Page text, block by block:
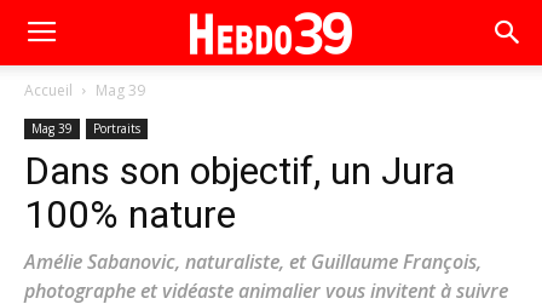
Accueil Mag 39
Mag 39 Portraits
Dans son objectif, un Jura
100% nature
Amélie Sabanovic, naturaliste, et Guillaume François,
photographe et vidéaste animalier vous invitent à suivre